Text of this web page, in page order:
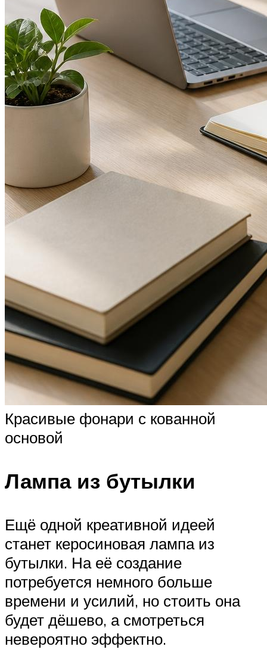
Красивые фонари с кованной
основой
Лампа из бутылки
Ещё одной креативной идеей
станет керосиновая лампа из
бутылки. На её создание
потребуется немного больше
времени и усилий, но стоить она
будет дёшево, а смотреться
невероятно эффектно.